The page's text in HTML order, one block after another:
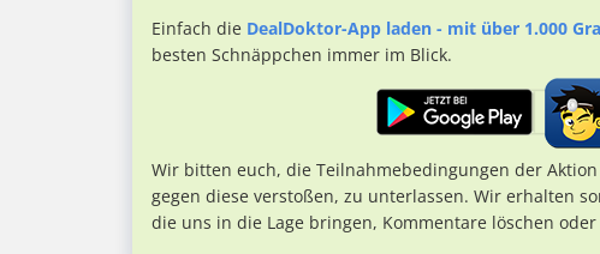
Einfach die DealDoktor-App laden - mit über 1.000
besten Schnäppchen immer im Blick.
Wir bitten euch, die Teilnahmebedingungen der
gegen diese verstoßen, zu unterlassen. Wir erhalten
die uns in die Lage bringen, Kommentare löschen